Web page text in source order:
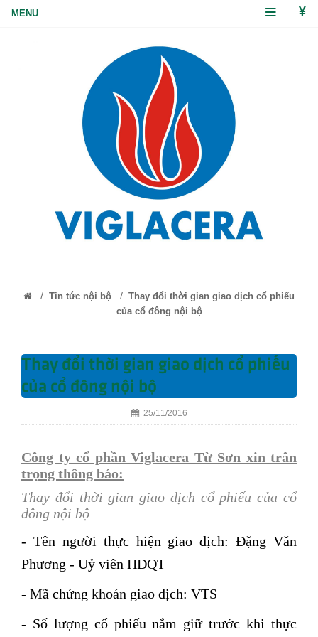
/ Tin tức nội bộ / Thay đổi thời gian giao dịch cổ phiếu
của cổ đông nội bộ
Thay đổi thời gian giao dịch cổ phiếu
của cổ đông nội bộ
25/11/2016
Công ty cổ phần Viglacera Từ Sơn xin trân
trọng thông báo:
Thay đổi thời gian giao dịch cổ phiếu của cổ
đông nội bộ
- Tên người thực hiện giao dịch: Đặng Văn
Phương - Uỷ viên HĐQT
- Mã chứng khoán giao dịch: VTS
- Số lượng cổ phiếu nắm giữ trước khi thực